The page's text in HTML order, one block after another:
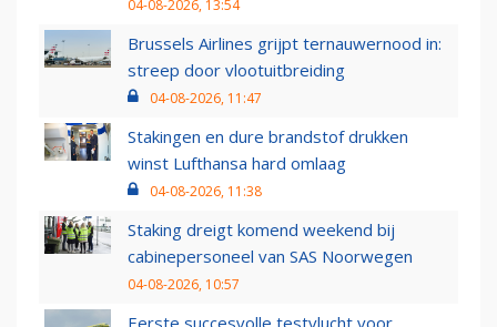
04-08-2026, 13:54
Brussels Airlines grijpt ternauwernood in:
streep door vlootuitbreiding
04-08-2026, 11:47
Stakingen en dure brandstof drukken
winst Lufthansa hard omlaag
04-08-2026, 11:38
Staking dreigt komend weekend bij
cabinepersoneel van SAS Noorwegen
04-08-2026, 10:57
Eerste succesvolle testvlucht voor